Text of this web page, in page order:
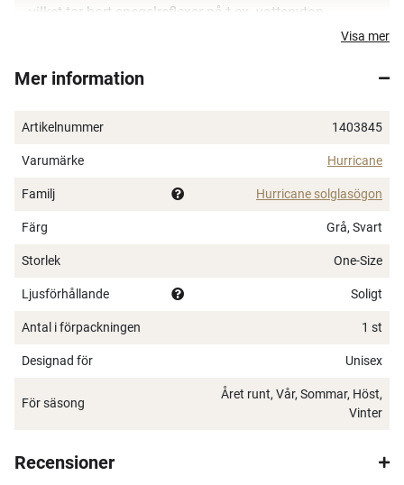
Bättre priser, fri frakt på alla ordrar, bonuscheck
varje månad och mycket mer. Spara tusenlappar
Läs mer här
×
vilket tar bort spegelreflexer på t.ex. vattenytan.
Glasögonfodral medföljer.
Visa mer
Mer information
Artikelnummer 1403845
Varumärke Hurricane
Familj Hurricane solglasögon
Färg Grå, Svart
Storlek One-Size
Ljusförhållande Soligt
Antal i förpackningen 1 st
Designad för Unisex
För säsong
Året runt, Vår, Sommar, Höst,
Vinter
Recensioner